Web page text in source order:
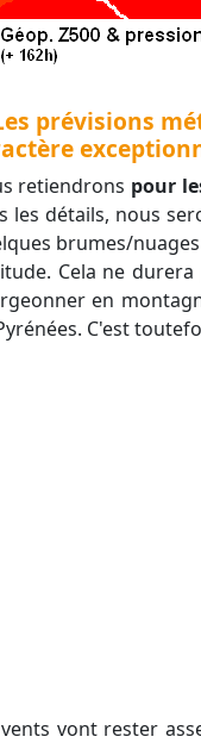
prévisions
retiendrons pour
les détails, nous
brumes/
Cela ne
en
C'est